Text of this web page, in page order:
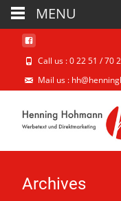
Call us : 0 22 51 / 70
Mail us :
Archives
MENU